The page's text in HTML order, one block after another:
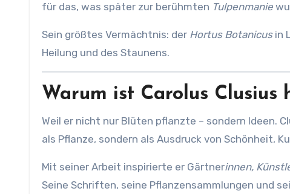
für das, was später zur berühmten Tulpenmanie
Sein größtes Vermächtnis: der Hortus Botanicusin
Heilung und des Staunens.
Warum ist Carolus Clusius
Weil er nicht nur Blüten pflanzte – sondern Ideen.
als Pflanze, sondern als Ausdruck von Schönheit,
Mit seiner Arbeit inspirierte er Gärtnerinnen,
Seine Schriften, seine Pflanzensammlungen und